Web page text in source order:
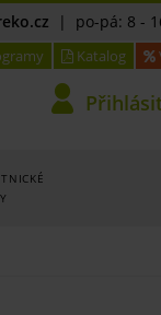
| po-pá: 8 -
Katalog